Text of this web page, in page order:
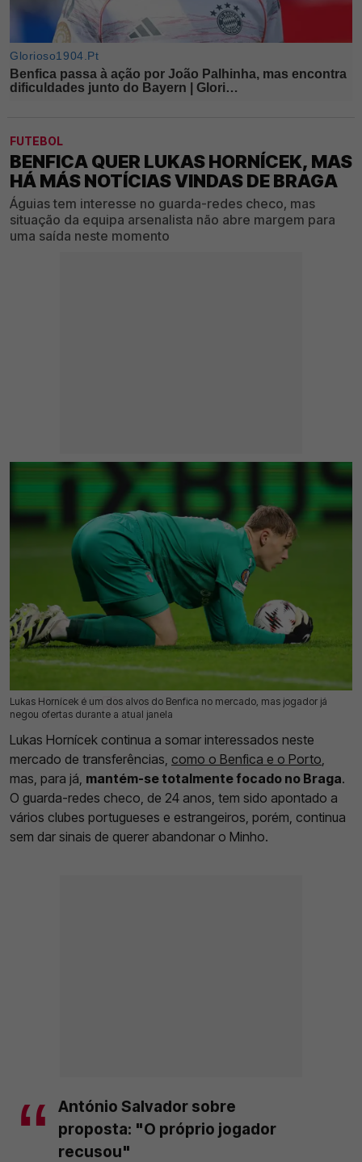
FUTEBOL
BENFICA QUER LUKAS HORNÍCEK, MAS
HÁ MÁS NOTÍCIAS VINDAS DE BRAGA
Águias tem interesse no guarda-redes checo, mas
situação da equipa arsenalista não abre margem para
uma saída neste momento
Lukas Hornícek é um dos alvos do Benfica no mercado, mas jogador já
negou ofertas durante a atual janela
24 Jul 2026 | 18:05 | 0
Lukas Hornícek continua a somar interessados neste
mercado de transferências, como o Benfica e o Porto
mas, para já, mantém-se totalmente focado no Braga.
O guarda-redes checo, de 24 anos, tem sido apontado a
vários clubes portugueses e estrangeiros, porém, continua
sem dar sinais de querer abandonar o Minho.
António Salvador sobre
proposta: "O próprio jogador
recusou"